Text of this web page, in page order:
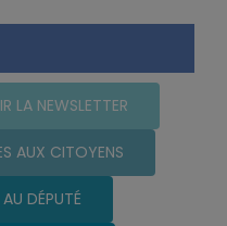
LA NEWSLETTER
AUX CITOYENS
DÉPUTÉ